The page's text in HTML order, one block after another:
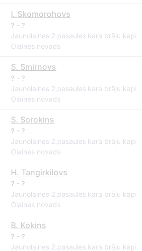
I. Skomorohovs
? - ?
Jaunolaines 2.pasaules kara brāļu kapi
Olaines novads
S. Smirnovs
? - ?
Jaunolaines 2.pasaules kara brāļu kapi
Olaines novads
S. Sorokins
? - ?
Jaunolaines 2.pasaules kara brāļu kapi
Olaines novads
H. Tangirkilovs
? - ?
Jaunolaines 2.pasaules kara brāļu kapi
Olaines novads
B. Kokins
? - ?
Jaunolaines 2.pasaules kara brāļu kapi